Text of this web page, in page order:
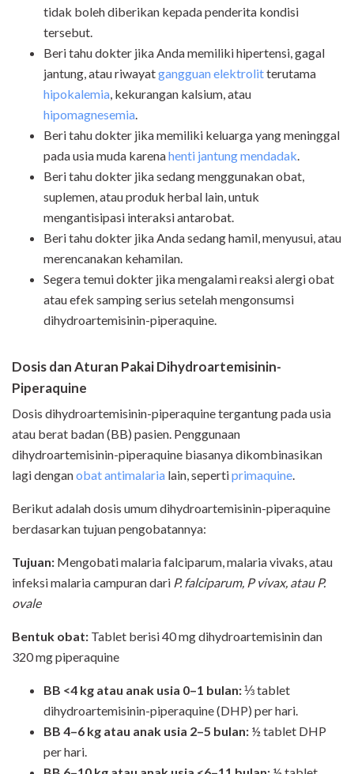
tidak boleh diberikan kepada penderita kondisi
tersebut.
Beri tahu dokter jika Anda memiliki hipertensi, gagal
jantung, atau riwayatgangguan elektrolitterutama
hipokalemia, kekurangan kalsium, atau
hipomagnesemia.
Beri tahu dokter jika memiliki keluarga yang meninggal
pada usia muda karenahenti jantung mendadak.
Beri tahu dokter jika sedang menggunakan obat,
suplemen, atau produk herbal lain, untuk
mengantisipasi interaksi antarobat.
Beri tahu dokter jika Anda sedang hamil, menyusui, atau
merencanakan kehamilan.
Segera temui dokter jika mengalami reaksi alergi obat
atau efek samping serius setelah mengonsumsi
dihydroartemisinin-piperaquine.
Dosis dan Aturan PakaiDihydroartemisinin-
Piperaquine
Dosis dihydroartemisinin-piperaquine tergantung pada usia
atau berat badan (BB) pasien. Penggunaan
dihydroartemisinin-piperaquine biasanya dikombinasikan
lagi denganobat antimalaria lain, sepertiprimaquine.
Berikut adalah dosis umum dihydroartemisinin-piperaquine
berdasarkan tujuan pengobatannya:
Tujuan: Mengobati malaria falciparum, malaria vivaks, atau
infeksi malaria campuran dari P. falciparum, P vivax, atau P.
ovale
Bentuk obat: Tablet berisi 40 mg dihydroartemisinin dan
320 mg piperaquine
BB <4 kg atau anak usia 0–1 bulan:⅓ tablet
dihydroartemisinin-piperaquine (DHP) per hari.
BB 4–6 kg atau anak usia 2–5 bulan: ½ tablet DHP
per hari.